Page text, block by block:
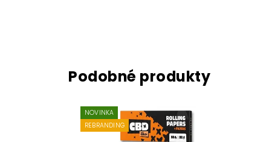
NOVINKA
REBRANDING